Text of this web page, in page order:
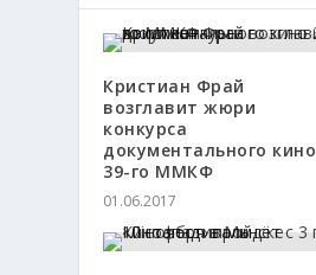
Кристиан Фрай
возглавит жюри
конкурса
документального кино
39-го ММКФ
01.06.2017